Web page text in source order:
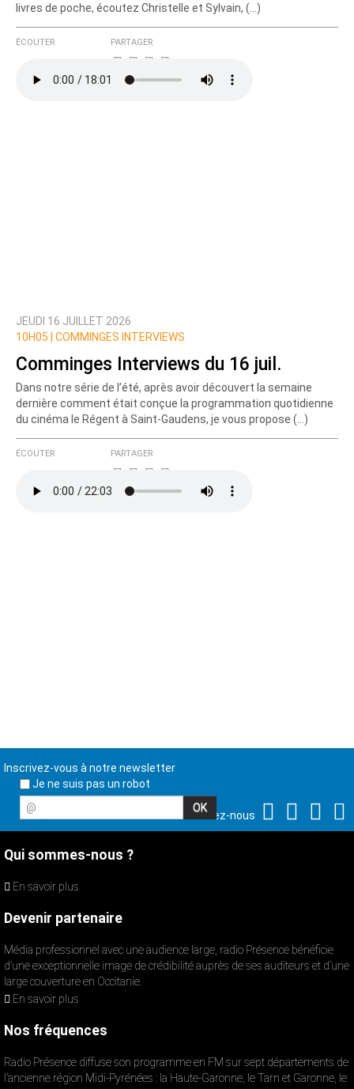
livres de poche, écoutez Christelle et Sylvain, (…)
ÉCOUTER PARTAGER
JEUDI 16 JUILLET 2026
10H05 |
COMMINGES INTERVIEWS
Comminges Interviews du 16 juil.
Dans notre série de l’été, après avoir découvert la semaine
dernière comment était conçue la programmation quotidienne
du cinéma le Régent à Saint-Gaudens, je vous propose (…)
ÉCOUTER PARTAGER
Inscrivez-vous à notre newsletter
Je ne suis pas un robot
@
Suivez-nous
Qui sommes-nous ?
En savoir plus
Devenir partenaire
Média professionnel avec une audience large, radio Présence bénéficie
d’une exceptionnelle image de crédibilité auprès de ses auditeurs et d’une
large couverture en Occitanie.
En savoir plus
Nos fréquences
Radio Présence diffuse son programme en FM sur sept départements de
l’ancienne région Midi-Pyrénées : la Haute-Garonne, le Tarn et Garonne, le